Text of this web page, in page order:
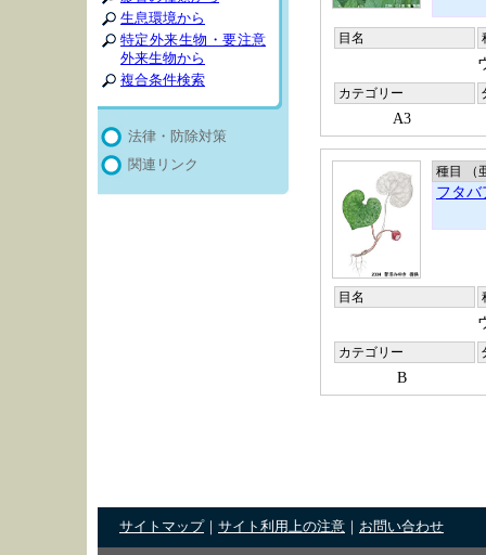
生息環境から
特定外来生物・要注意
外来生物から
複合条件検索
法律・防除対策
関連リンク
目名
カテゴリー
A3
種目 （
フタバ
目名
カテゴリー
B
サイトマップ サイト利用上の注意 お問い合わせ